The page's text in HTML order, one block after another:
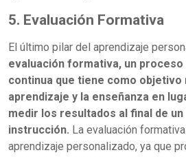
5. Evaluación Formativa
El último pilar del aprendizaje
evaluación formativa, un proceso
continua que tiene como objetivo
aprendizaje y la enseñanza en
medir los resultados al final de
instrucción. La evaluación
aprendizaje personalizado, ya que